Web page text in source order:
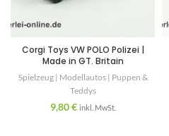
Corgi Toys VW POLO Polizei |
Made in GT. Britain
Spielzeug | Modellautos | Puppen &
Teddys
9,80€ inkl. MwSt.